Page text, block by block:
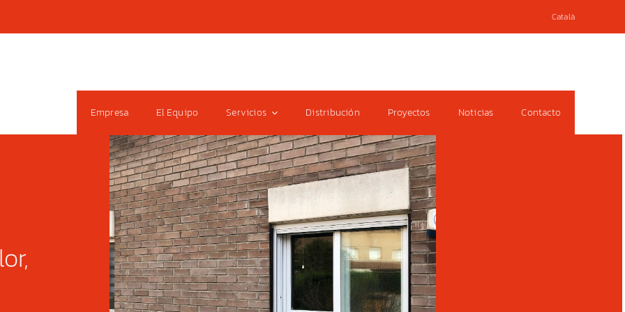
Català
Empresa El Equipo Servicios Distribución Proyectos Noticias Contacto